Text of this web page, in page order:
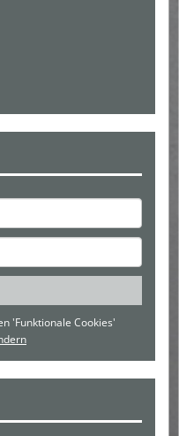
'Funktionale Cookies'